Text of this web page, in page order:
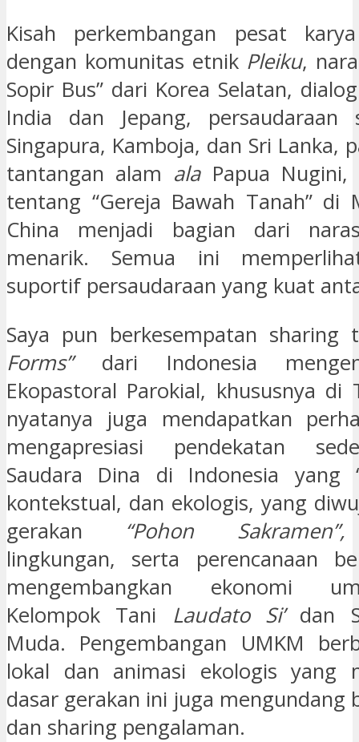
Kisah perkembangan pesat
dengan komunitas etnik Pleiku,
Sopir Bus” dari Korea Selatan,
India dan Jepang, persaudaraan
Singapura, Kamboja, dan Sri Lanka,
tantangan alam alaPapua Nugini,
tentang “Gereja Bawah Tanah” di
China menjadi bagian dari
menarik. Semua ini
suportif persaudaraan yang kuat
Saya pun berkesempatan sharing
Forms”dari Indonesia
Ekopastoral Parokial, khususnya di
nyatanya juga mendapatkan
mengapresiasi pendekatan
Saudara Dina di Indonesia yang
kontekstual, dan ekologis, yang
gerakan “Pohon Sakramen”,
lingkungan, serta perencanaan
mengembangkan ekonomi
Kelompok Tani Laudato Si’ dan
Muda. Pengembangan UMKM
lokal dan animasi ekologis yang
dasar gerakan ini juga mengundang
dan sharing pengalaman.